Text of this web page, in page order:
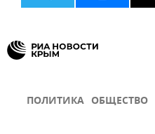
ПОЛИТИКА ОБЩЕСТВО